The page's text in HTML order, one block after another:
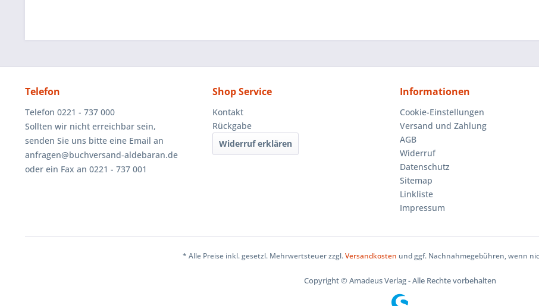
Telefon
Telefon 0221 - 737 000
Sollten wir nicht erreichbar sein,
senden Sie uns bitte eine Email an
anfragen@buchversand-aldebaran.de
oder ein Fax an 0221 - 737 001
Shop Service
Kontakt
Rückgabe
Widerruf erklären
Informationen
Cookie-Einstellungen
Versand und Zahlung
AGB
Widerruf
Datenschutz
Sitemap
Linkliste
Impressum
* Alle Preise inkl. gesetzl. Mehrwertsteuer zzgl.Versandkosten und ggf. Nachnahmegebühren, wenn
Copyright © Amadeus Verlag - Alle Rechte vorbehalten